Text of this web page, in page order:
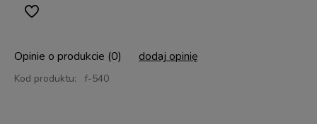
Kod produktu: f-540
Opinie o produkcie (0) dodaj opinię